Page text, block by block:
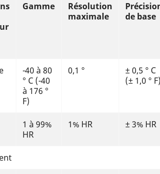
Gamme
Résolution
maximale
de base
-40 à 80
° C (-40
à 176 °
F)
0,1 °
± 0,5 ° C
(± 1,0 °
1 à 99%
HR
1% HR ± 3% HR